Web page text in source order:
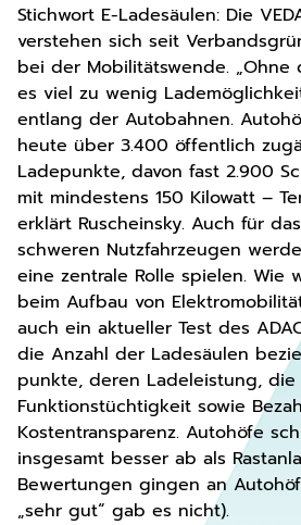
Stichwort E-Ladesäulen: Die
verstehen sich seit
bei der Mobilitätswende.
es viel zu wenig
entlang der Autobahnen.
heute über 3.400 öffentlich
Ladepunkte, davon fast 2.900
mit mindestens 150 Kilowatt –
erklärt Ruscheinsky. Auch für
schweren Nutzfahrzeugen
eine zentrale Rolle spielen. Wie
beim Aufbau von
auch ein aktueller Test des
die Anzahl der Ladesäulen
punkte, deren Ladeleistung,
Funktionstüchtigkeit sowie
Kostentransparenz. Autohöfe
insgesamt besser ab als
Bewertungen gingen an
„sehr gut“ gab es nicht).